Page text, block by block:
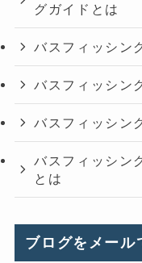
グガイドとは
バスフィッシン
バスフィッシン
バスフィッシン
バスフィッシン
とは
ブログをメール